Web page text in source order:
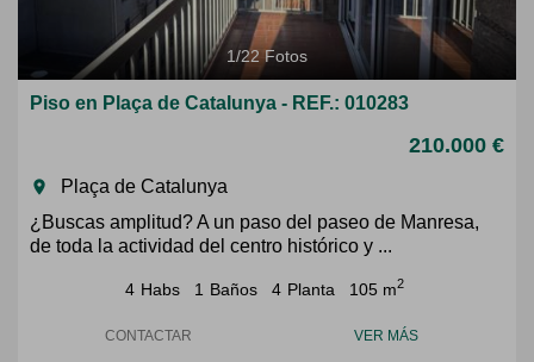
1/22Fotos
Piso en Plaça de Catalunya - REF.: 010283
210.000 €
room
Plaça de Catalunya
¿Buscas amplitud? A un paso del paseo de Manresa,
de toda la actividad del centro histórico y ...
4 Habs 1 Baños 4 Planta 105 m2
CONTACTAR VER MÁS